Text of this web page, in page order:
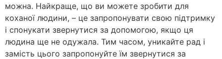
можна. Найкраще, що ви можете зробити для
коханої людини, – це запропонувати свою підтримку
і спонукати звернутися за допомогою, якщо ця
людина ще не одужала. Тим часом, уникайте рад і
замість цього запропонуйте їм звернутися за